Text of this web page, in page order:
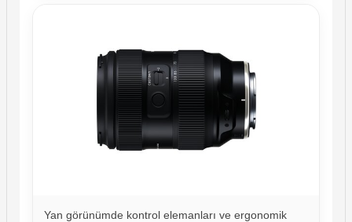
Yan görünümde kontrol elemanları ve ergonomik